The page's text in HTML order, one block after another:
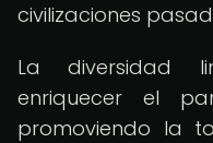
civilizaciones
La diversidad
enriquecer el
promoviendo la